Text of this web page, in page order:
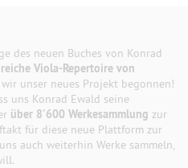
des neuen Buches von Konrad
Viola-Repertoire von
unser neues Projekt begonnen!
uns Konrad Ewald seine
über 8'600 Werkesammlung zur
für diese neue Plattform zur
auch weiterhin Werke sammeln,